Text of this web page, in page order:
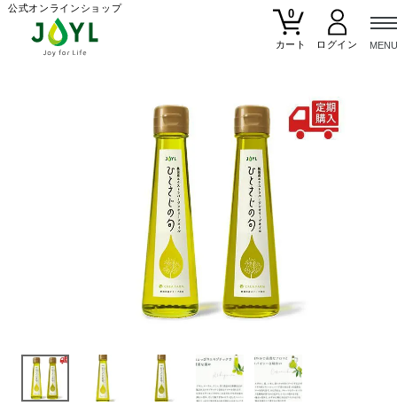
公式オンラインショップ
0
カート